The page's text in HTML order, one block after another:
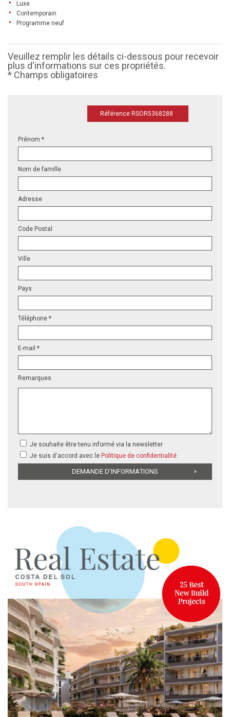
Luxe
Contemporain
Programme neuf
Veuillez remplir les détails ci-dessous pour recevoir
plus d'informations sur ces propriétés.
* Champs obligatoires
Référence RSOR5368288
Prénom *
Nom de famille
Adresse
Code Postal
Ville
Pays
Téléphone *
E-mail *
Remarques
Je souhaite être tenu informé via la newsletter
Je suis d'accord avec le Politique de confidentialité